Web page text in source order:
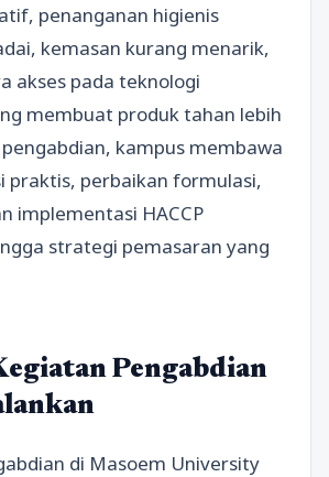
penanganan higienis
kemasan kurang menarik,
akses pada teknologi
membuat produk tahan lebih
kampus membawa
praktis, perbaikan formulasi,
implementasi HACCP
strategi pemasaran yang
Pengabdian
di Masoem University